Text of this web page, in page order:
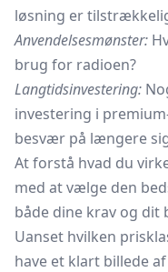
løsning er
Anvendelsesmønster:
brug for radioen?
Langtidsinvestering:
investering i
besvær på længere
At forstå hvad du
med at vælge den
både dine krav og dit
Uanset hvilken
have et klart billede af